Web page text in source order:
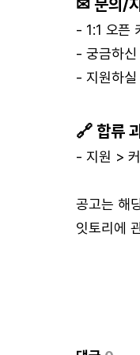
✉ 문의/
- 1:1 오픈
- 궁금하신
- 지원하
🔗 합류
- 지원 >
공고는 해
잇토리에